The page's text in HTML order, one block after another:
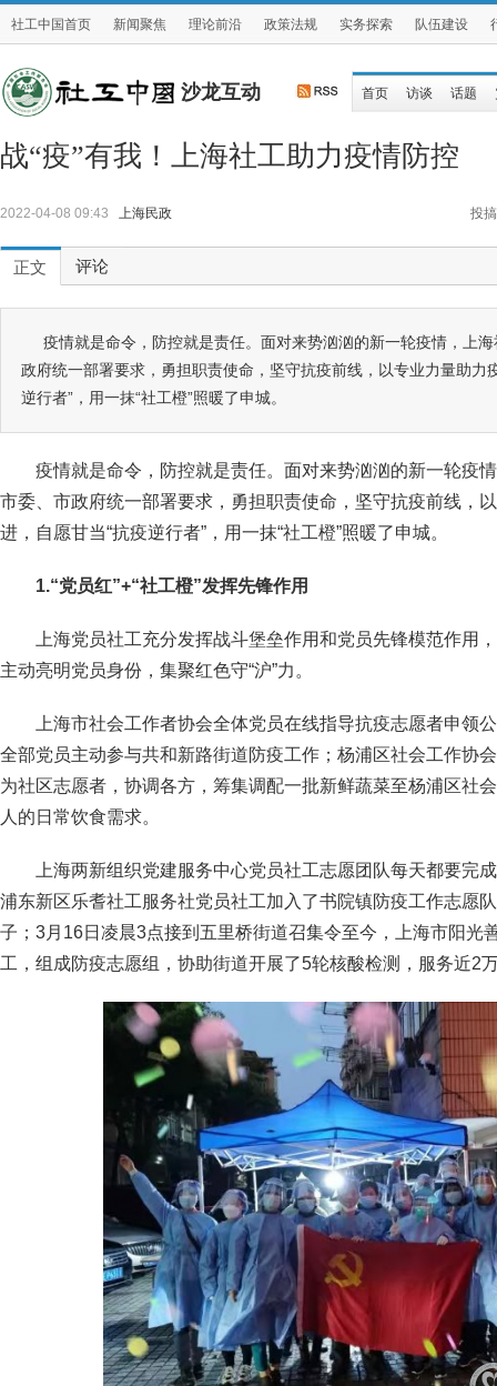
社工中国首页 新闻聚焦 理论前沿 政策法规 实务探索 队伍建设
沙龙互动 首页 访谈 话题
战“疫”有我！上海社工助力疫情防控
2022-04-08 09:43 上海民政 投搞
正文 评论
疫情就是命令，防控就是责任。面对来势汹汹的新一轮疫情，上
政府统一部署要求，勇担职责使命，坚守抗疫前线，以专业力量助力
逆行者”，用一抹“社工橙”照暖了申城。
疫情就是命令，防控就是责任。面对来势汹汹的新一轮疫
市委、市政府统一部署要求，勇担职责使命，坚守抗疫前线，
进，自愿甘当“抗疫逆行者”，用一抹“社工橙”照暖了申城。
1.“党员红”+“社工橙”发挥先锋作用
上海党员社工充分发挥战斗堡垒作用和党员先锋模范作用
主动亮明党员身份，集聚红色守“沪”力。
上海市社会工作者协会全体党员在线指导抗疫志愿者申领
全部党员主动参与共和新路街道防疫工作；杨浦区社会工作协
为社区志愿者，协调各方，筹集调配一批新鲜蔬菜至杨浦区社
人的日常饮食需求。
上海两新组织党建服务中心党员社工志愿团队每天都要完
浦东新区乐耆社工服务社党员社工加入了书院镇防疫工作志愿
子；3月16日凌晨3点接到五里桥街道召集令至今，上海市阳光
工，组成防疫志愿组，协助街道开展了5轮核酸检测，服务近2